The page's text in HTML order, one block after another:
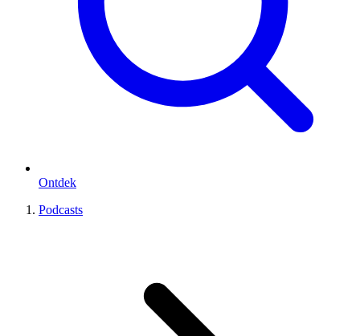
Ontdek
Podcasts